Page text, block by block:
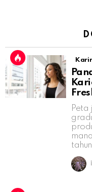
Karir
Peta